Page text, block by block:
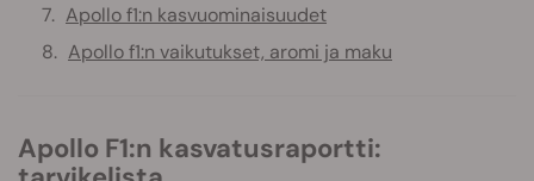
Apollo f1:n kasvuominaisuudet
Apollo f1:n vaikutukset, aromi ja maku
Apollo F1:n kasvatusraportti: